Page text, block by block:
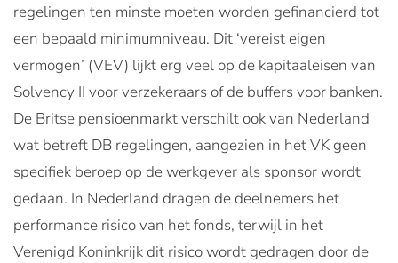
regelingen ten minste moeten worden gefinancierd tot
een bepaald minimumniveau. Dit ‘vereist eigen
vermogen’ (VEV) lijkt erg veel op de kapitaaleisen van
Solvency II voor verzekeraars of de buffers voor banken.
De Britse pensioenmarkt verschilt ook van Nederland
wat betreft DB regelingen, aangezien in het VK geen
specifiek beroep op de werkgever als sponsor wordt
gedaan. In Nederland dragen de deelnemers het
performance risico van het fonds, terwijl in het
Verenigd Koninkrijk dit risico wordt gedragen door de